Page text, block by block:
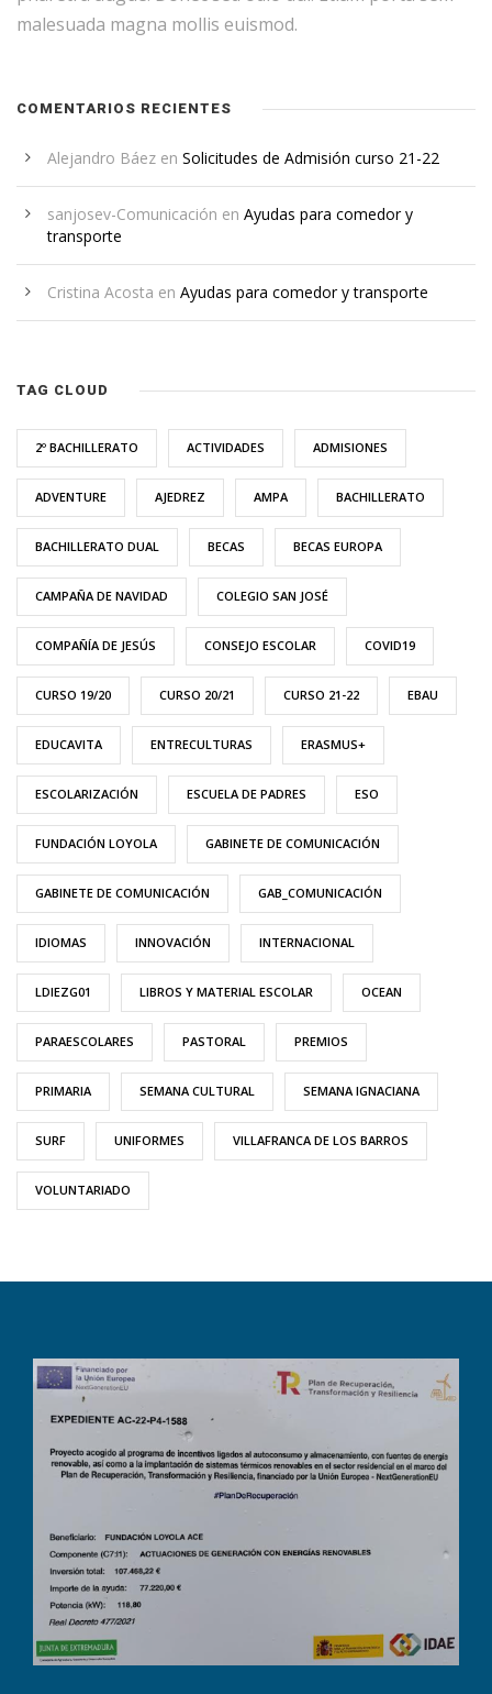
malesuada magna mollis euismod.
COMENTARIOS RECIENTES
Alejandro Báez en Solicitudes de Admisión curso 21-22
sanjosev-Comunicación en Ayudas para comedor y
transporte
Cristina Acosta en Ayudas para comedor y transporte
TAG CLOUD
2º BACHILLERATO ACTIVIDADES ADMISIONES
ADVENTURE AJEDREZ AMPA BACHILLERATO
BACHILLERATO DUAL BECAS BECAS EUROPA
CAMPAÑA DE NAVIDAD COLEGIO SAN JOSÉ
COMPAÑÍA DE JESÚS CONSEJO ESCOLAR COVID19
CURSO 19/20 CURSO 20/21 CURSO 21-22 EBAU
EDUCAVITA ENTRECULTURAS ERASMUS+
ESCOLARIZACIÓN ESCUELA DE PADRES ESO
FUNDACIÓN LOYOLA GABINETE DE COMUNICACIÓN
GABINETE DE COMUNICACIÓN GAB_COMUNICACIÓN
IDIOMAS INNOVACIÓN INTERNACIONAL
LDIEZG01 LIBROS Y MATERIAL ESCOLAR OCEAN
PARAESCOLARES PASTORAL PREMIOS
PRIMARIA SEMANA CULTURAL SEMANA IGNACIANA
SURF UNIFORMES VILLAFRANCA DE LOS BARROS
VOLUNTARIADO